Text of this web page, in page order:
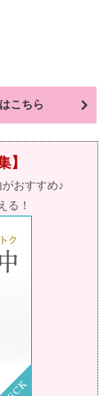
こちら
】
おすすめ♪
る！